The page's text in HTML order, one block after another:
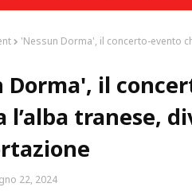
'Nessun Dorma', il concerto-evento
Dorma', il
l’alba tranese,
22, 2024